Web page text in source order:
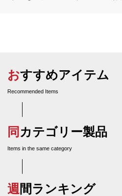
おすすめアイテム
Recommended Items
同カテゴリー製品
Items in the same category
週間ランキング